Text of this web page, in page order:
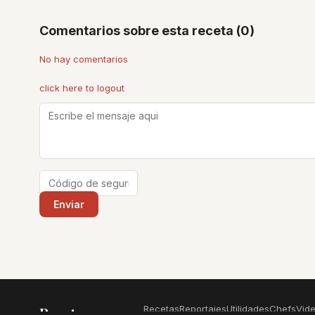
Comentarios sobre esta receta (0)
No hay comentarios
click here to logout
RecetasReportajesUtilidadesChefs